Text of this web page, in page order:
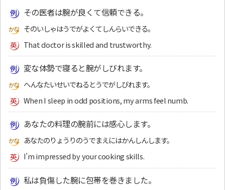
その医者は腕が良くて信頼できる。
そのいしゃはうでがよくてしんらいできる。
That doctor is skilled and trustworthy.
変な体勢で寝ると腕がしびれます。
へんなたいせいでねるとうでがしびれます。
When I sleep in odd positions, my arms feel numb.
あなたの料理の腕前には感心します。
あなたのりょうりのうでまえにはかんしんします。
I’m impressed by your cooking skills.
私は負傷した腕に包帯を巻きました。